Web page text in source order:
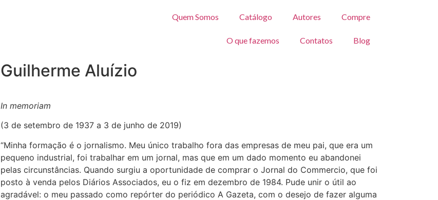
Quem Somos Catálogo Autores Compre
O que fazemos Contatos Blog
Guilherme Aluízio
In memoriam
(3 de setembro de 1937 a 3 de junho de 2019)
“Minha formação é o jornalismo. Meu único trabalho fora das empresas de meu pai, que era um
pequeno industrial, foi trabalhar em um jornal, mas que em um dado momento eu abandonei
pelas circunstâncias. Quando surgiu a oportunidade de comprar o Jornal do Commercio, que foi
posto à venda pelos Diários Associados, eu o fiz em dezembro de 1984. Pude unir o útil ao
agradável: o meu passado como repórter do periódico A Gazeta, com o desejo de fazer alguma